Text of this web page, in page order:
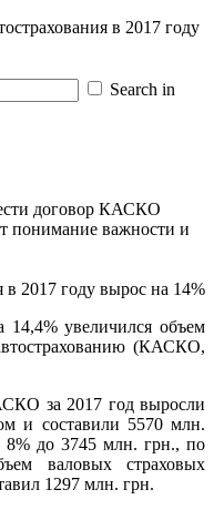
в 2017 году
Search in
договор КАСКО
понимание важности и
в 2017 году вырос на 14%
увеличился объем
(КАСКО,
за 2017 год выросли
и составили 5570 млн.
до 3745 млн. грн., по
валовых страховых
1297 млн. грн.